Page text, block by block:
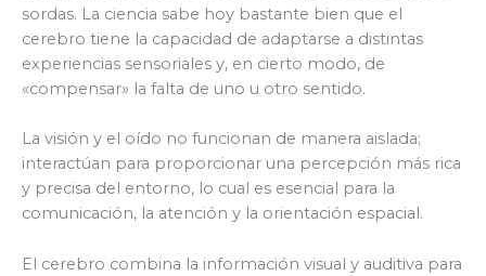
sordas. La ciencia sabe hoy bastante bien que el
cerebro tiene la capacidad de adaptarse a distintas
experiencias sensoriales y, en cierto modo, de
«compensar» la falta de uno u otro sentido.
La visión y el oído no funcionan de manera aislada;
interactúan para proporcionar una percepción más rica
y precisa del entorno, lo cual es esencial para la
comunicación, la atención y la orientación espacial.
El cerebro combina la información visual y auditiva para